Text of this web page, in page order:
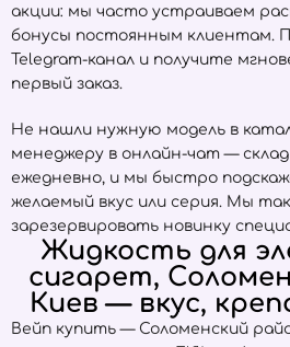
акции: мы часто устраиваем
бонусы постоянным клиентам.
Telegram-канал и получите
первый заказ.
Не нашли нужную модель в
менеджеру в онлайн-чат —
ежедневно, и мы быстро
желаемый вкус или серия. Мы
зарезервировать новинку
Жидкость для
сигарет,
Киев — вкус,
Вейп купить — Соломенский